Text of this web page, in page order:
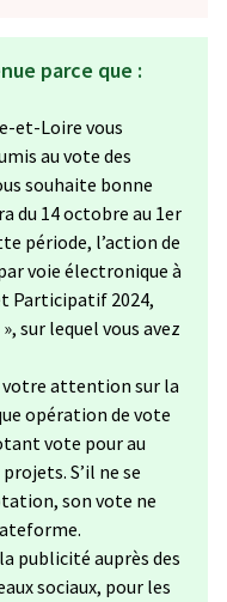
parce que :
et-Loire vous
au vote des
souhaite bonne
du 14 octobre au 1er
période, l’action de
voie électronique à
Participatif 2024,
sur lequel vous avez
attention sur la
opération de vote
vote pour au
S’il ne se
son vote ne
publicité auprès des
sociaux, pour les